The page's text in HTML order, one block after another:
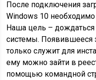
После подключения
Windows 10
Наша цель – дождаться
системы. Появившееся
только служит для
ему можно зайти в
помощью командной